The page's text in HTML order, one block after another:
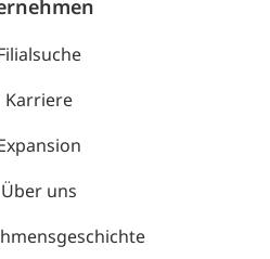
Karriere
Über uns